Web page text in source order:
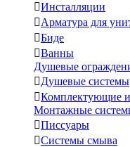
Инсталляции
Арматура для
Биде
Ванны
Душевые
Душевые системы
Комплектующие и
Монтажные
Писсуары
Системы смыва